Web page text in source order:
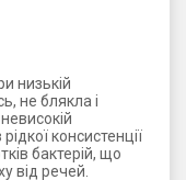
низькій
не блякла і
консистенції
бактерій, що
від речей.